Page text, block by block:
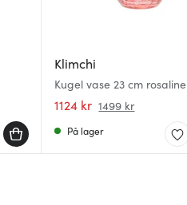
Klimchi
Kugel vase 23 cm rosaline
1124 kr 1499 kr
På lager